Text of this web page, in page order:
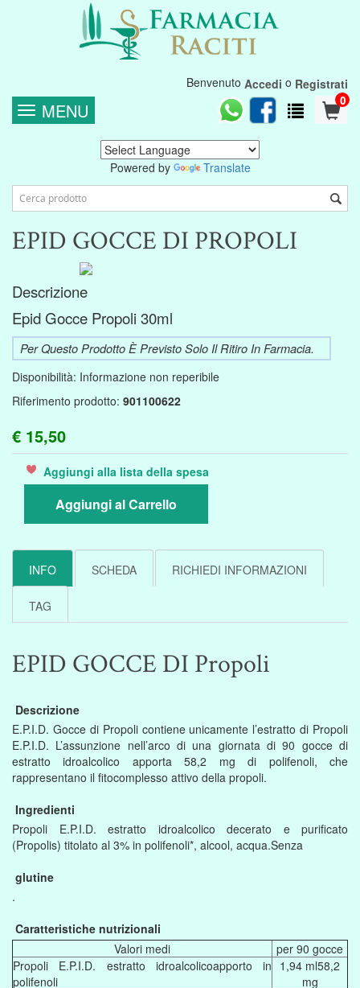
Benvenuto Accedi o Registrati
0
MENU
Powered by Translate
EPID GOCCE DI PROPOLI
Descrizione
Epid Gocce Propoli 30ml
Per Questo Prodotto È Previsto Solo Il Ritiro In Farmacia.
Disponibilità: Informazione non reperibile
Riferimento prodotto: 901100622
€ 15,50
Aggiungi alla lista della spesa
Aggiungi al Carrello
INFO SCHEDA RICHIEDI INFORMAZIONI
TAG
EPID GOCCE DI Propoli
Descrizione
E.P.I.D. Gocce di Propoli contiene unicamente l’estratto di Propoli
E.P.I.D. L’assunzione nell’arco di una giornata di 90 gocce di
estratto idroalcolico apporta 58,2 mg di polifenoli, che
rappresentano il fitocomplesso attivo della propoli.
Ingredienti
Propoli E.P.I.D. estratto idroalcolico decerato e purificato
(Propolis) titolato al 3% in polifenoli*, alcool, acqua.Senza
glutine
.
Caratteristiche nutrizionali
Valori medi
per 90 gocce
Propoli E.P.I.D. estratto idroalcolicoapporto in
polifenoli
1,94 ml58,2
mg